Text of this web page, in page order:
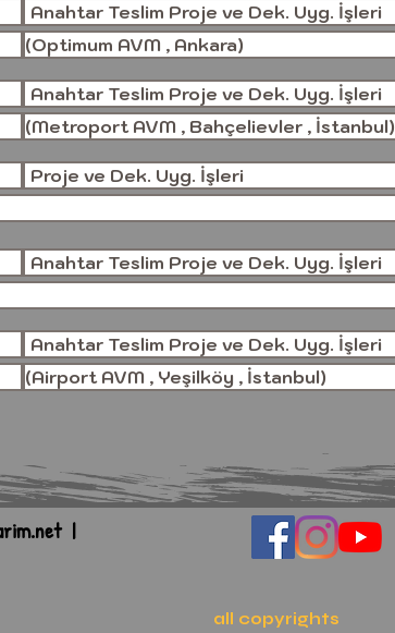
Anahtar Teslim Proje ve Dek. Uyg. İşleri
(Optimum AVM , Ankara)
Anahtar Teslim Proje ve Dek. Uyg. İşleri
(Metroport AVM , Bahçelievler , İstanbul)
Proje ve Dek. Uyg. İşleri
Anahtar Teslim Proje ve Dek. Uyg. İşleri
Anahtar Teslim Proje ve Dek. Uyg. İşleri
(Airport AVM , Yeşilköy , İstanbul)
|
all copyrights